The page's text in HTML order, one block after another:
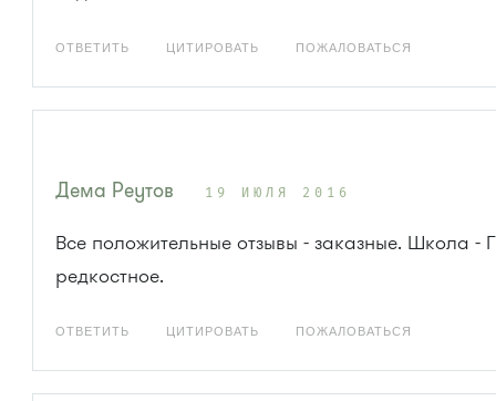
ОТВЕТИТЬ ЦИТИРОВАТЬ ПОЖАЛОВАТЬСЯ
Дема Реутов 19 ИЮЛЯ 2016
Все положительные отзывы - заказные. Школа
редкостное.
ОТВЕТИТЬ ЦИТИРОВАТЬ ПОЖАЛОВАТЬСЯ